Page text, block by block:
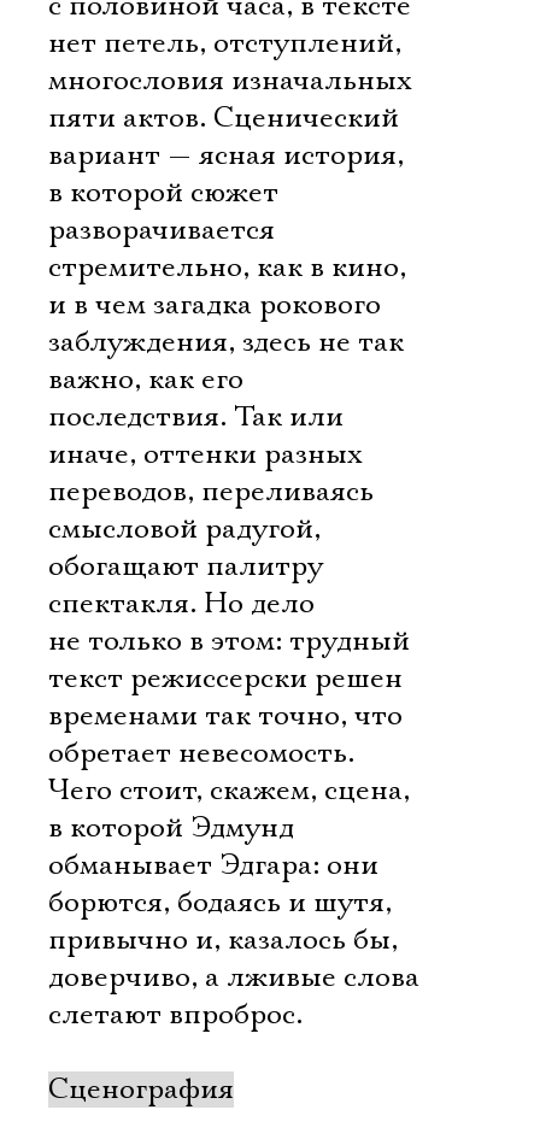
нет петель, отступлений,
многословия изначальных
пяти актов. Сценический
вариант — ясная история,
в которой сюжет
разворачивается
стремительно, как в кино,
и в чем загадка рокового
заблуждения, здесь не так
важно, как его
последствия. Так или
иначе, оттенки разных
переводов, переливаясь
смысловой радугой,
обогащают палитру
спектакля. Но дело
не только в этом: трудный
текст режиссерски решен
временами так точно, что
обретает невесомость.
Чего стоит, скажем, сцена,
в которой Эдмунд
обманывает Эдгара: они
борются, бодаясь и шутя,
привычно и, казалось бы,
доверчиво, а лживые слова
слетают впроброс.
Сценография